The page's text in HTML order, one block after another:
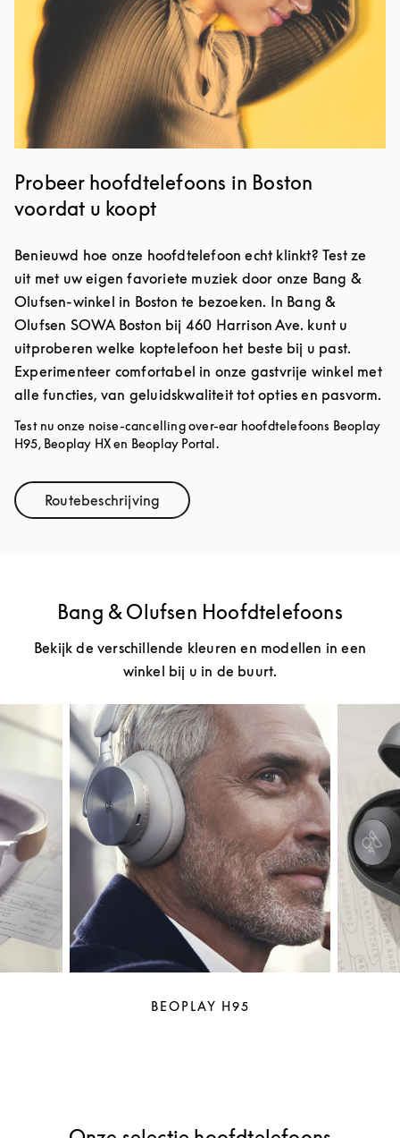
Probeer hoofdtelefoons in Boston
voordat u koopt
Benieuwd hoe onze hoofdtelefoon echt klinkt? Test ze
uit met uw eigen favoriete muziek door onze Bang &
Olufsen-winkel in Boston te bezoeken. In Bang &
Olufsen SOWA Boston bij 460 Harrison Ave. kunt u
uitproberen welke koptelefoon het beste bij u past.
Experimenteer comfortabel in onze gastvrije winkel met
alle functies, van geluidskwaliteit tot opties en pasvorm.
Test nu onze noise-cancelling over-ear hoofdtelefoons Beoplay
H95, Beoplay HX en Beoplay Portal.
RoutebeschrijvingLink Opens in New Tab
Bang & Olufsen Hoofdtelefoons
Bekijk de verschillende kleuren en modellen in een
winkel bij u in de buurt.
BEOPLAY H95